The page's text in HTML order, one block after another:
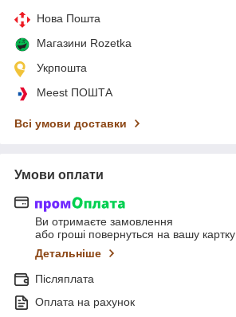
Нова Пошта
Магазини Rozetka
Укрпошта
Meest ПОШТА
Всі умови доставки
Умови оплати
Ви отримаєте замовлення
або гроші повернуться на вашу картку
Детальніше
Післяплата
Оплата на рахунок